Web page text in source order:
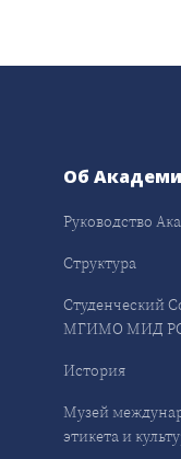
Об
Руководство
Структура
Студенческий
МГИМО МИД
История
Музей
этикета и